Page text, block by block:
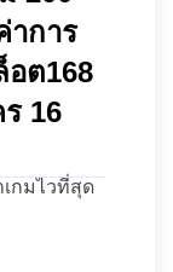
าการ
อต168
16
เกมไวที่สุด